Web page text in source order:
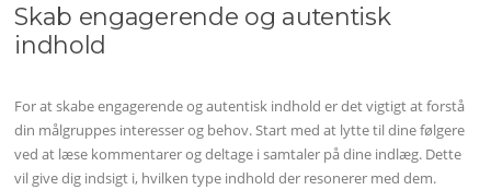
Skab engagerende og autentisk
indhold
For at skabe engagerende og autentisk indhold er det vigtigt at forstå
din målgruppes interesser og behov. Start med at lytte til dine følgere
ved at læse kommentarer og deltage i samtaler på dine indlæg. Dette
vil give dig indsigt i, hvilken type indhold der resonerer med dem.